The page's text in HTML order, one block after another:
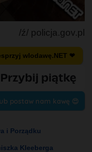
/ź/ policja.gov.pl
wlodawę.NET ❤
postaw nam kawę 😍
i Porządku
Kleeberga